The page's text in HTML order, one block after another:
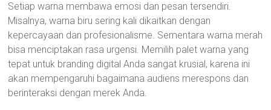
Setiap warna membawa emosi dan pesan tersendiri.
Misalnya, warna biru sering kali dikaitkan dengan
kepercayaan dan profesionalisme. Sementara warna merah
bisa menciptakan rasa urgensi. Memilih palet warna yang
tepat untuk branding digital Anda sangat krusial, karena ini
akan mempengaruhi bagaimana audiens merespons dan
berinteraksi dengan merek Anda.